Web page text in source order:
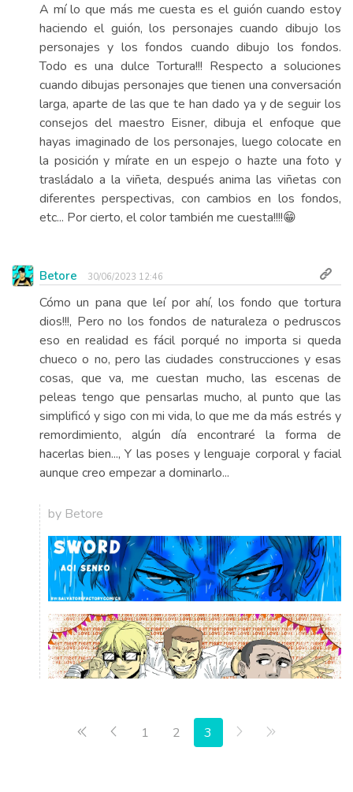
A mí lo que más me cuesta es el guión cuando estoy
haciendo el guión, los personajes cuando dibujo los
personajes y los fondos cuando dibujo los fondos.
Todo es una dulce Tortura!!! Respecto a soluciones
cuando dibujas personajes que tienen una conversación
larga, aparte de las que te han dado ya y de seguir los
consejos del maestro Eisner, dibuja el enfoque que
hayas imaginado de los personajes, luego colocate en
la posición y mírate en un espejo o hazte una foto y
trasládalo a la viñeta, después anima las viñetas con
diferentes perspectivas, con cambios en los fondos,
etc... Por cierto, el color también me cuesta!!!!😁
Betore 30/06/2023 12:46
Cómo un pana que leí por ahí, los fondo que tortura
dios!!!, Pero no los fondos de naturaleza o pedruscos
eso en realidad es fácil porqué no importa si queda
chueco o no, pero las ciudades construcciones y esas
cosas, que va, me cuestan mucho, las escenas de
peleas tengo que pensarlas mucho, al punto que las
simplificó y sigo con mi vida, lo que me da más estrés y
remordimiento, algún día encontraré la forma de
hacerlas bien..., Y las poses y lenguaje corporal y facial
aunque creo empezar a dominarlo...
by Betore
Primera página
Anterior
1 2 3 Siguiente